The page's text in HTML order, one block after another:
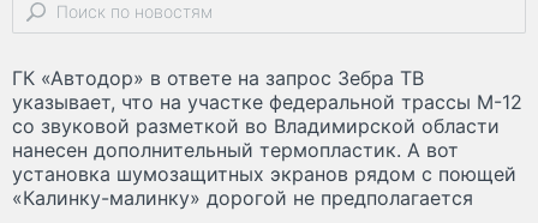
ГК «Автодор» в ответе на запрос Зебра ТВ
указывает, что на участке федеральной трассы М-12
со звуковой разметкой во Владимирской области
нанесен дополнительный термопластик. А вот
установка шумозащитных экранов рядом с поющей
«Калинку-малинку» дорогой не предполагается